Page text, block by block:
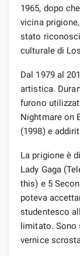
1965, dopo
vicina
stato
culturale di
Dal 1979 al
artistica.
furono
Nightmare on
(1998) e
La prigione è
Lady Gaga
this) e 5
poteva
studentesco
limitato. Sono
vernice